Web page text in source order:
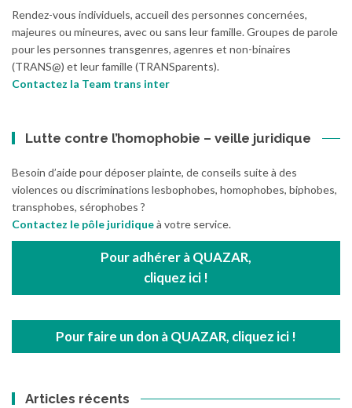
Rendez-vous individuels, accueil des personnes concernées,
majeures ou mineures, avec ou sans leur famille. Groupes de parole
pour les personnes transgenres, agenres et non-binaires
(TRANS@) et leur famille (TRANSparents).
Contactez la Team trans inter
Lutte contre l’homophobie – veille juridique
Besoin d’aide pour déposer plainte, de conseils suite à des
violences ou discriminations lesbophobes, homophobes, biphobes,
transphobes, sérophobes ?
Contactez le pôle juridiqueà votre service.
Pour adhérer à QUAZAR,
cliquez ici !
Pour faire un don à QUAZAR, cliquez ici !
Articles récents